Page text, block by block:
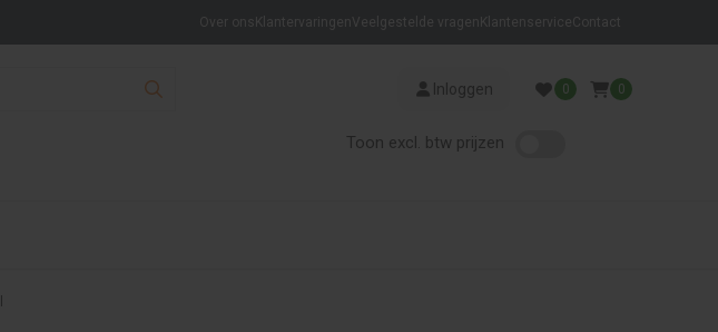
Over ons KlantervaringenVeelgestelde vragen KlantenserviceContact
Inloggen 0
Toon excl. btw prijzen
0